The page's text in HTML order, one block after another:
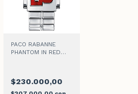
PACO RABANNE
PHANTOM IN RED
$230.000,00